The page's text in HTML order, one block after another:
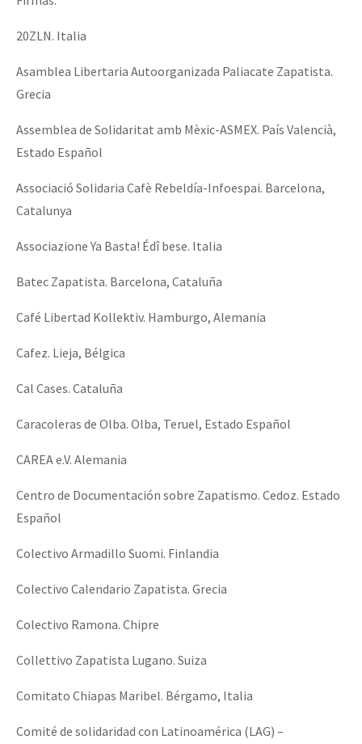
20ZLN. Italia
Asamblea Libertaria Autoorganizada Paliacate Zapatista.
Grecia
Assemblea de Solidaritat amb Mèxic-ASMEX. País Valencià,
Estado Español
Associació Solidaria Cafè Rebeldía-Infoespai. Barcelona,
Catalunya
Associazione Ya Basta! Édî bese. Italia
Batec Zapatista. Barcelona, Cataluña
Café Libertad Kollektiv. Hamburgo, Alemania
Cafez. Lieja, Bélgica
Cal Cases. Cataluña
Caracoleras de Olba. Olba, Teruel, Estado Español
CAREA e.V. Alemania
Centro de Documentación sobre Zapatismo. Cedoz. Estado
Español
Colectivo Armadillo Suomi. Finlandia
Colectivo Calendario Zapatista. Grecia
Colectivo Ramona. Chipre
Collettivo Zapatista Lugano. Suiza
Comitato Chiapas Maribel. Bérgamo, Italia
Comité de solidaridad con Latinoamérica (LAG) –